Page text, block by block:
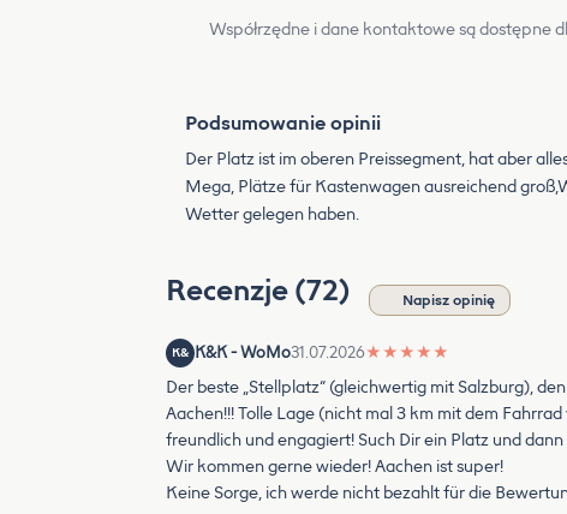
Współrzędne i dane kontaktowe są dostępne
Podsumowanie opinii
Der Platz ist im oberen Preissegment, hat aber
Mega, Plätze für Kastenwagen ausreichend
Wetter gelegen haben.
Recenzje (72) Napisz opinię
K& K&K - WoMo31.07.2026★ ★ ★ ★ ★
Der beste „Stellplatz“ (gleichwertig mit Salzburg),
Aachen!!! Tolle Lage (nicht mal 3 km mit dem
freundlich und engagiert! Such Dir ein Platz und
Wir kommen gerne wieder! Aachen ist super!
Keine Sorge, ich werde nicht bezahlt für die